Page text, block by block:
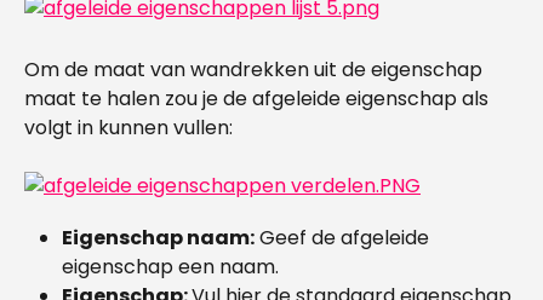
Om de maat van wandrekken uit de eigenschap
maat te halen zou je de afgeleide eigenschap als
volgt in kunnen vullen:
Eigenschap naam: Geef de afgeleide
eigenschap een naam.